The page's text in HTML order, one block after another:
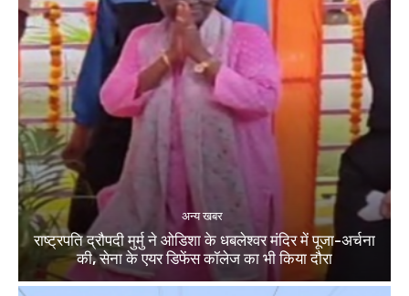
अन्य खबर
राष्ट्रपति द्रौपदी मुर्मु ने ओडिशा के धबलेश्वर मंदिर में पूजा-अर्चना
की, सेना के एयर डिफेंस कॉलेज का भी किया दौरा